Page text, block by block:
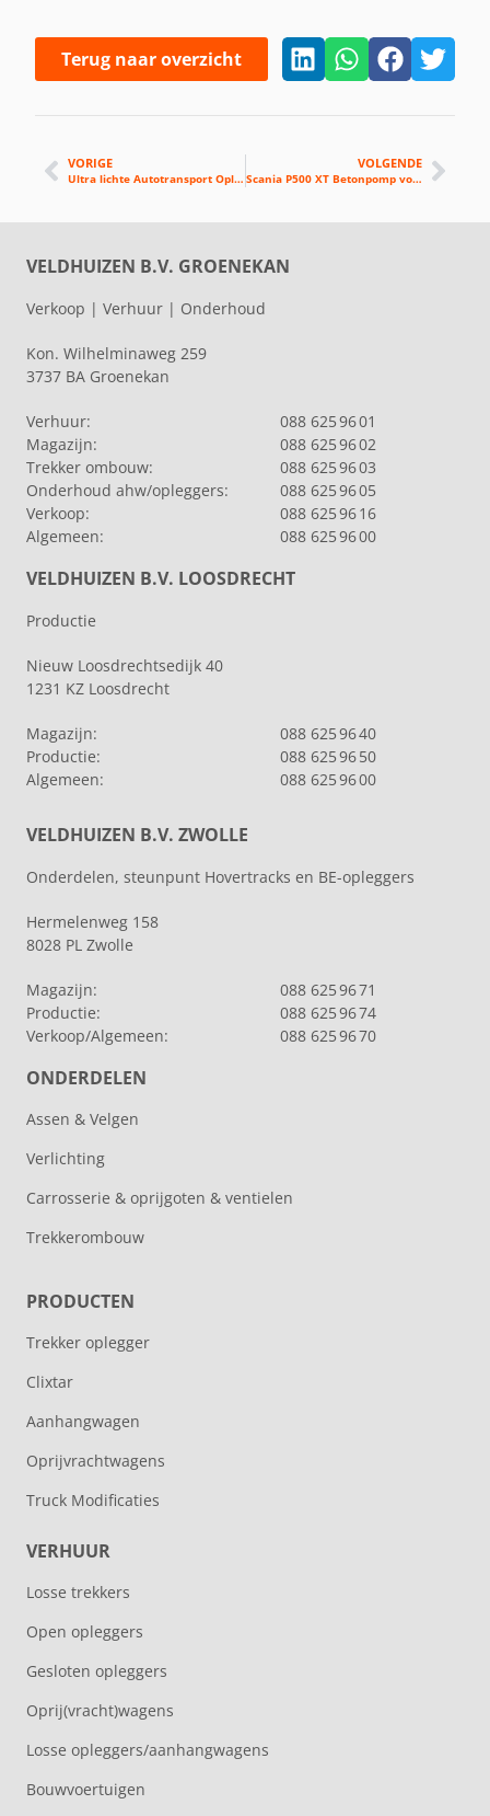
Terug naar overzicht
VORIGE
Ultra lichte Autotransport Oplegger
VOLGENDE
Scania P500 XT Betonpomp voor NBC
VELDHUIZEN B.V. GROENEKAN
Verkoop | Verhuur | Onderhoud
Kon. Wilhelminaweg 259
3737 BA Groenekan
Verhuur:
088 625 96 01
Magazijn:
088 625 96 02
Trekker ombouw:
088 625 96 03
Onderhoud ahw/opleggers:
088 625 96 05
Verkoop:
088 625 96 16
Algemeen:
088 625 96 00
VELDHUIZEN B.V. LOOSDRECHT
Productie
Nieuw Loosdrechtsedijk 40
1231 KZ Loosdrecht
Magazijn:
088 625 96 40
Productie:
088 625 96 50
Algemeen:
088 625 96 00
VELDHUIZEN B.V. ZWOLLE
Onderdelen, steunpunt Hovertracks en BE-opleggers
Hermelenweg 158
8028 PL Zwolle
Magazijn:
088 625 96 71
Productie:
088 625 96 74
Verkoop/Algemeen:
088 625 96 70
ONDERDELEN
Assen & Velgen
Verlichting
Carrosserie & oprijgoten & ventielen
Trekkerombouw
PRODUCTEN
Trekker oplegger
Clixtar
Aanhangwagen
Oprijvrachtwagens
Truck Modificaties
VERHUUR
Losse trekkers
Open opleggers
Gesloten opleggers
Oprij(vracht)wagens
Losse opleggers/aanhangwagens
Bouwvoertuigen